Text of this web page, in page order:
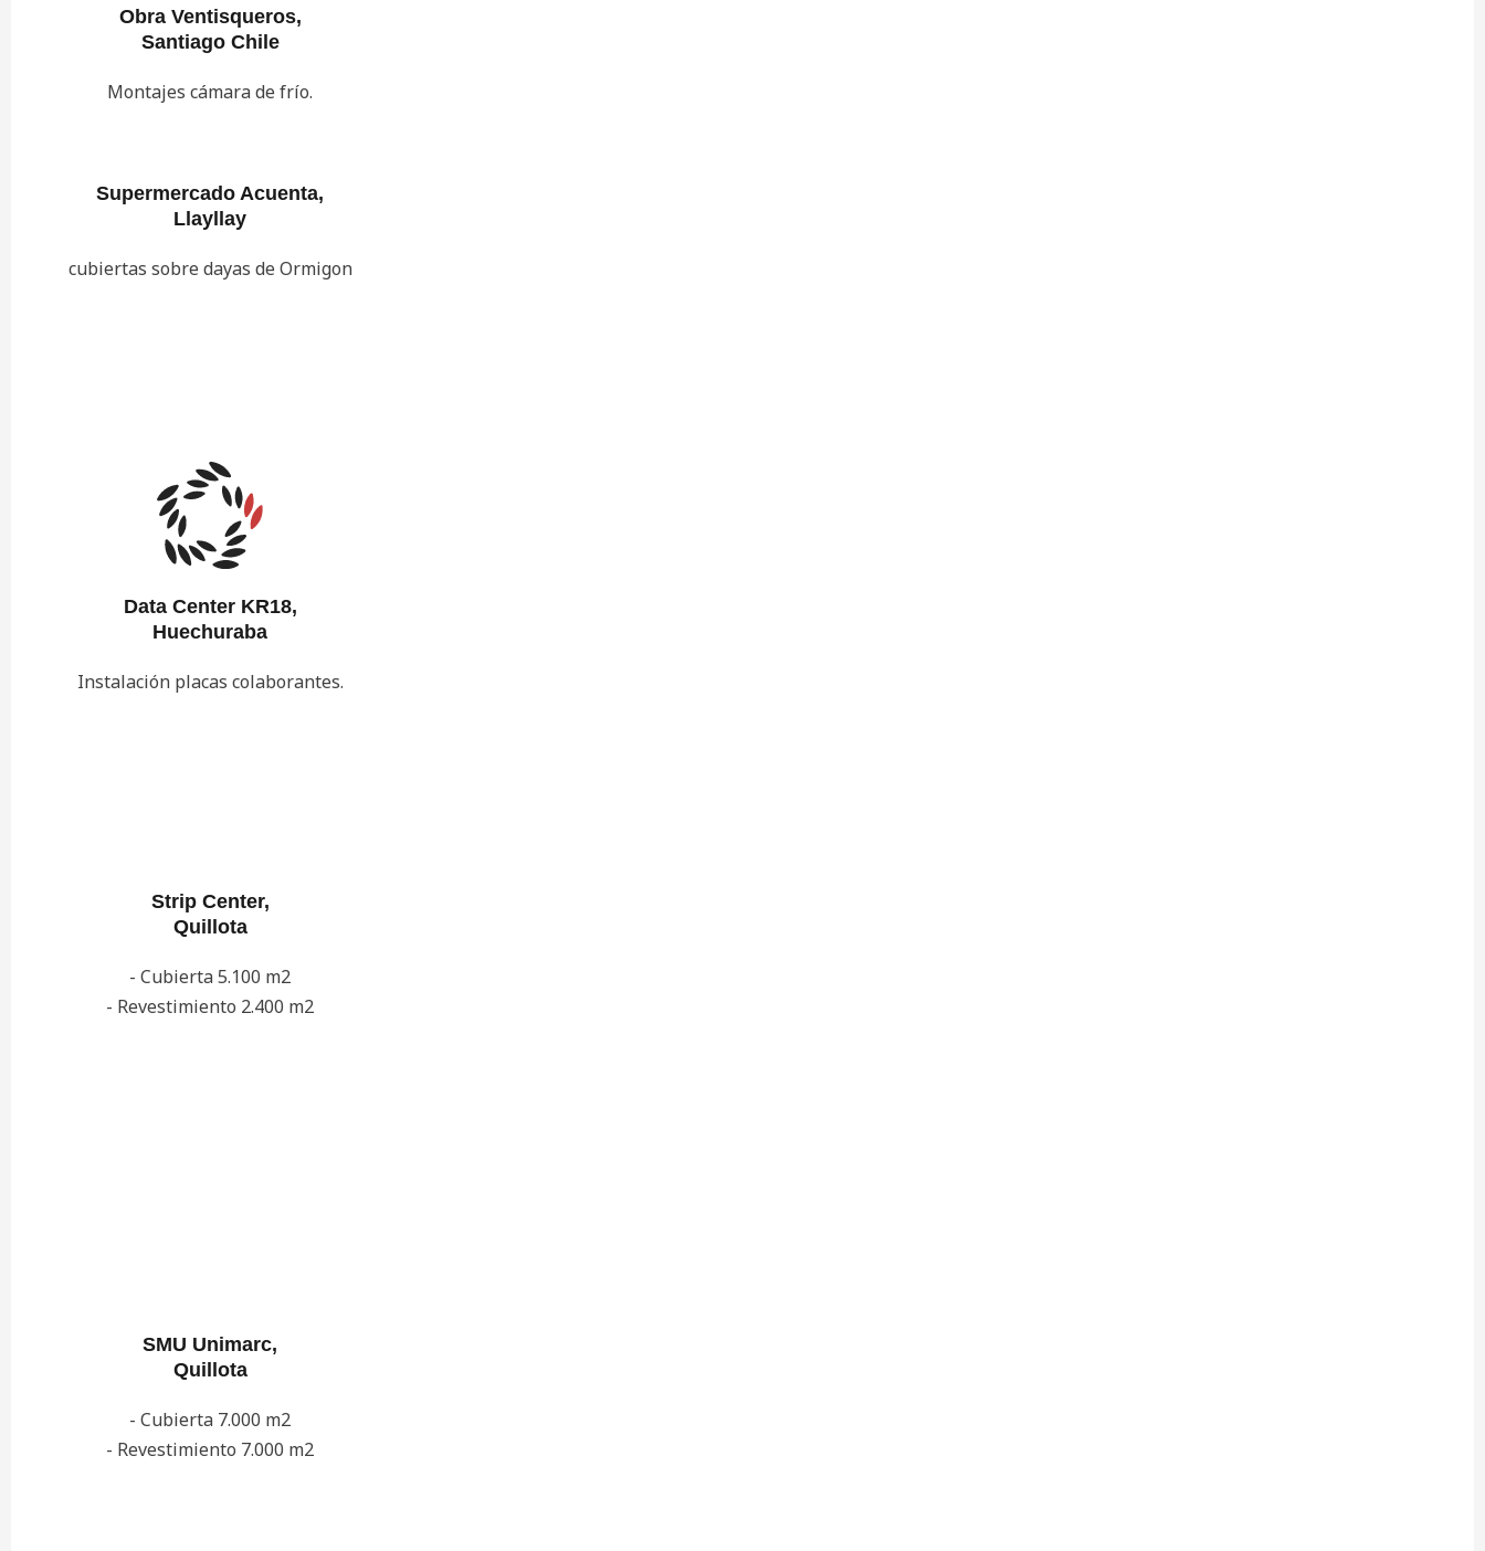
Obra Ventisqueros,
Santiago Chile
Montajes cámara de frío.
Supermercado Acuenta,
Llayllay
cubiertas sobre dayas de Ormigon
Data Center KR18,
Huechuraba
Instalación placas colaborantes.
Strip Center,
Quillota
- Cubierta 5.100 m2
- Revestimiento 2.400 m2
SMU Unimarc,
Quillota
- Cubierta 7.000 m2
- Revestimiento 7.000 m2